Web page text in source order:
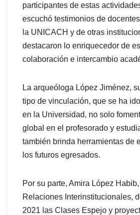
participantes de estas
escuchó testimonios de
la UNICACH y de otras
destacaron lo enriquecedor de
colaboración e intercambio
La arqueóloga López Jiménez,
tipo de vinculación, que se ha
en la Universidad, no solo
global en el profesorado y
también brinda herramientas de
los futuros egresados.
Por su parte, Amira López
Relaciones Interinstitucionales,
2021 las Clases Espejo y